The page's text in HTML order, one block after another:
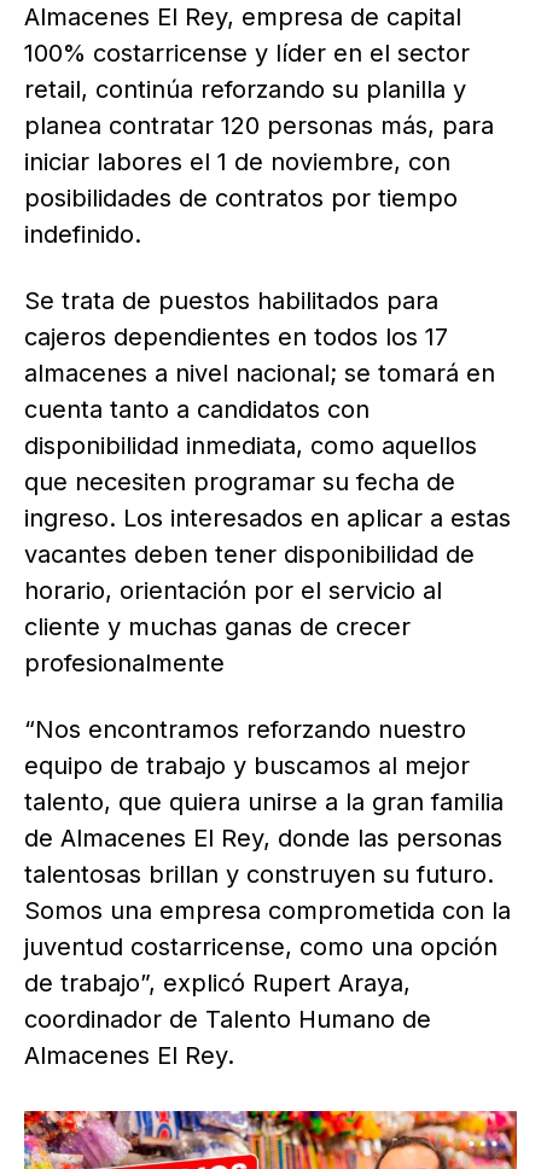
Almacenes El Rey, empresa de capital
100% costarricense y líder en el sector
retail, continúa reforzando su planilla y
planea contratar 120 personas más, para
iniciar labores el 1 de noviembre, con
posibilidades de contratos por tiempo
indefinido.
Se trata de puestos habilitados para
cajeros dependientes en todos los 17
almacenes a nivel nacional; se tomará en
cuenta tanto a candidatos con
disponibilidad inmediata, como aquellos
que necesiten programar su fecha de
ingreso. Los interesados en aplicar a estas
vacantes deben tener disponibilidad de
horario, orientación por el servicio al
cliente y muchas ganas de crecer
profesionalmente
“Nos encontramos reforzando nuestro
equipo de trabajo y buscamos al mejor
talento, que quiera unirse a la gran familia
de Almacenes El Rey, donde las personas
talentosas brillan y construyen su futuro.
Somos una empresa comprometida con la
juventud costarricense, como una opción
de trabajo”, explicó Rupert Araya,
coordinador de Talento Humano de
Almacenes El Rey.